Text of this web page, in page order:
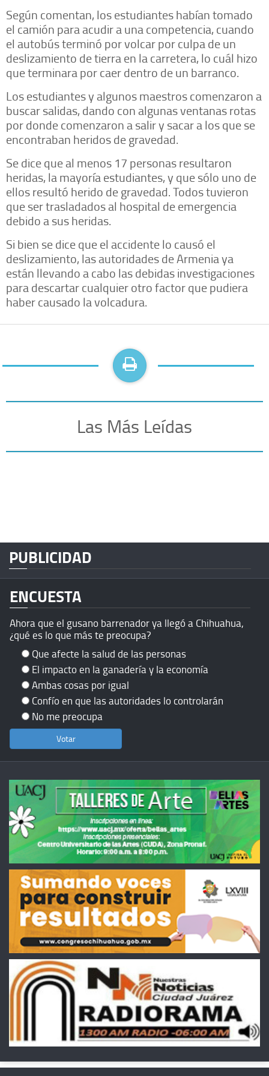
Según comentan, los estudiantes habían tomado
el camión para acudir a una competencia, cuando
el autobús terminó por volcar por culpa de un
deslizamiento de tierra en la carretera, lo cuál hizo
que terminara por caer dentro de un barranco.
Los estudiantes y algunos maestros comenzaron a
buscar salidas, dando con algunas ventanas rotas
por donde comenzaron a salir y sacar a los que se
encontraban heridos de gravedad.
Se dice que al menos 17 personas resultaron
heridas, la mayoría estudiantes, y que sólo uno de
ellos resultó herido de gravedad. Todos tuvieron
que ser trasladados al hospital de emergencia
debido a sus heridas.
Si bien se dice que el accidente lo causó el
deslizamiento, las autoridades de Armenia ya
están llevando a cabo las debidas investigaciones
para descartar cualquier otro factor que pudiera
haber causado la volcadura.
Las Más Leídas
PUBLICIDAD
ENCUESTA
Ahora que el gusano barrenador ya llegó a Chihuahua,
¿qué es lo que más te preocupa?
Que afecte la salud de las personas
El impacto en la ganadería y la economía
Ambas cosas por igual
Confío en que las autoridades lo controlarán
No me preocupa